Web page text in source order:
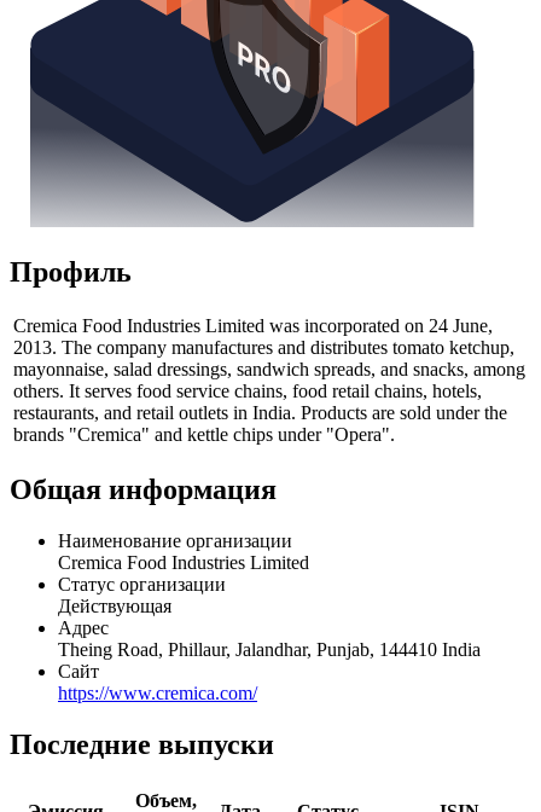
Профиль
Cremica Food Industries Limited was incorporated on 24 June,
2013. The company manufactures and distributes tomato ketchup,
mayonnaise, salad dressings, sandwich spreads, and snacks, among
others. It serves food service chains, food retail chains, hotels,
restaurants, and retail outlets in India. Products are sold under the
brands "Cremica" and kettle chips under "Opera".
Общая информация
Наименование организации
Cremica Food Industries Limited
Статус организации
Действующая
Адрес
Theing Road, Phillaur, Jalandhar, Punjab, 144410 India
Сайт
https://www.cremica.com/
Последние выпуски
Объем,